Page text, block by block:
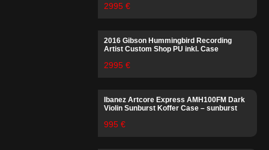
2995 €
2016 Gibson Hummingbird Recording
Artist Custom Shop PU inkl. Case
2995 €
Ibanez Artcore Express AMH100FM Dark
Violin Sunburst Koffer Case – sunburst
995 €